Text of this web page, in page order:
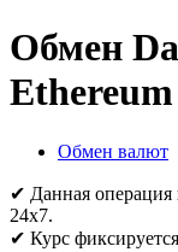
Обмен
Обмен валют
✔ Данная операция
24х7.
✔ Курс